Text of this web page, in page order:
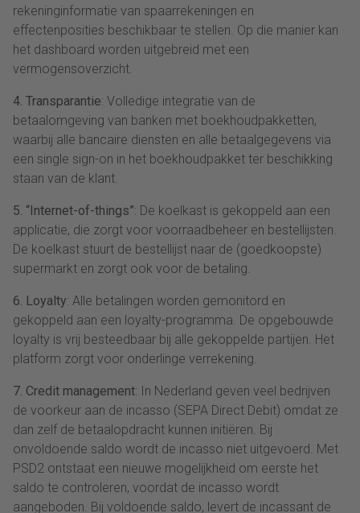
rekeninginformatie van spaarrekeningen en
effectenposities beschikbaar te stellen. Op die manier kan
het dashboard worden uitgebreid met een
vermogensoverzicht.
4. Transparantie: Volledige integratie van de
betaalomgeving van banken met boekhoudpakketten,
waarbij alle bancaire diensten en alle betaalgegevens via
een single sign-on in het boekhoudpakket ter beschikking
staan van de klant.
5. “Internet-of-things”: De koelkast is gekoppeld aan een
applicatie, die zorgt voor voorraadbeheer en bestellijsten.
De koelkast stuurt de bestellijst naar de (goedkoopste)
supermarkt en zorgt ook voor de betaling.
6. Loyalty: Alle betalingen worden gemonitord en
gekoppeld aan een loyalty-programma. De opgebouwde
loyalty is vrij besteedbaar bij alle gekoppelde partijen. Het
platform zorgt voor onderlinge verrekening.
7. Credit management: In Nederland geven veel bedrijven
de voorkeur aan de incasso (SEPA Direct Debit) omdat ze
dan zelf de betaalopdracht kunnen initiëren. Bij
onvoldoende saldo wordt de incasso niet uitgevoerd. Met
PSD2 ontstaat een nieuwe mogelijkheid om eerste het
saldo te controleren, voordat de incasso wordt
aangeboden. Bij voldoende saldo, levert de incassant de